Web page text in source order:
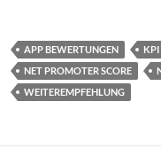
APP BEWERTUNGEN KPI
NET PROMOTER SCORE
WEITEREMPFEHLUNG